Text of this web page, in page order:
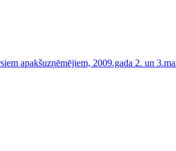
apakšuzņēmējiem, 2009.gada 2. un